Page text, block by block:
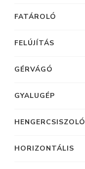
FATÁROLÓ
FELÚJÍTÁS
GÉRVÁGÓ
GYALUGÉP
HENGERCSISZOLÓ
HORIZONTÁLIS